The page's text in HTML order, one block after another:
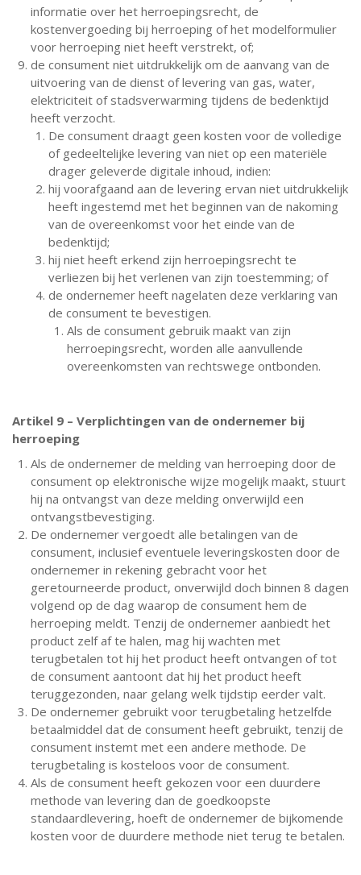
informatie over het herroepingsrecht, de
kostenvergoeding bij herroeping of het modelformulier
voor herroeping niet heeft verstrekt, of;
de consument niet uitdrukkelijk om de aanvang van de
uitvoering van de dienst of levering van gas, water,
elektriciteit of stadsverwarming tijdens de bedenktijd
heeft verzocht.
De consument draagt geen kosten voor de volledige
of gedeeltelijke levering van niet op een materiële
drager geleverde digitale inhoud, indien:
hij voorafgaand aan de levering ervan niet uitdrukkelijk
heeft ingestemd met het beginnen van de nakoming
van de overeenkomst voor het einde van de
bedenktijd;
hij niet heeft erkend zijn herroepingsrecht te
verliezen bij het verlenen van zijn toestemming; of
de ondernemer heeft nagelaten deze verklaring van
de consument te bevestigen.
Als de consument gebruik maakt van zijn
herroepingsrecht, worden alle aanvullende
overeenkomsten van rechtswege ontbonden.
Artikel 9 – Verplichtingen van de ondernemer bij
herroeping
Als de ondernemer de melding van herroeping door de
consument op elektronische wijze mogelijk maakt, stuurt
hij na ontvangst van deze melding onverwijld een
ontvangstbevestiging.
De ondernemer vergoedt alle betalingen van de
consument, inclusief eventuele leveringskosten door de
ondernemer in rekening gebracht voor het
geretourneerde product, onverwijld doch binnen 8 dagen
volgend op de dag waarop de consument hem de
herroeping meldt. Tenzij de ondernemer aanbiedt het
product zelf af te halen, mag hij wachten met
terugbetalen tot hij het product heeft ontvangen of tot
de consument aantoont dat hij het product heeft
teruggezonden, naar gelang welk tijdstip eerder valt.
De ondernemer gebruikt voor terugbetaling hetzelfde
betaalmiddel dat de consument heeft gebruikt, tenzij de
consument instemt met een andere methode. De
terugbetaling is kosteloos voor de consument.
Als de consument heeft gekozen voor een duurdere
methode van levering dan de goedkoopste
standaardlevering, hoeft de ondernemer de bijkomende
kosten voor de duurdere methode niet terug te betalen.